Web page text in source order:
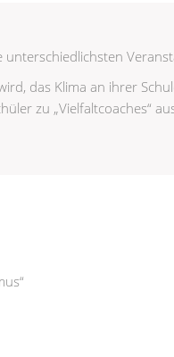
das Klima an ihrer
zu „Vielfaltcoaches“